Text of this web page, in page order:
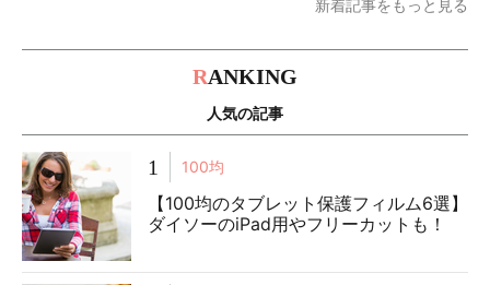
新着記事をもっと見る
RANKING
人気の記事
1 100均
【100均のタブレット保護フィルム6選】
ダイソーのiPad用やフリーカットも！